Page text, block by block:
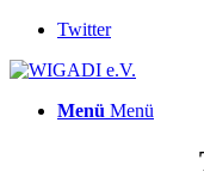
Twitter
Menü Menü